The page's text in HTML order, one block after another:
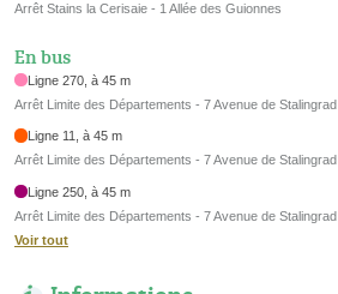
Arrêt Stains la Cerisaie - 1 Allée des Guionnes
En bus
Ligne 270, à 45 m
Arrêt Limite des Départements - 7 Avenue de Stalingrad
Ligne 11, à 45 m
Arrêt Limite des Départements - 7 Avenue de Stalingrad
Ligne 250, à 45 m
Arrêt Limite des Départements - 7 Avenue de Stalingrad
Voir tout